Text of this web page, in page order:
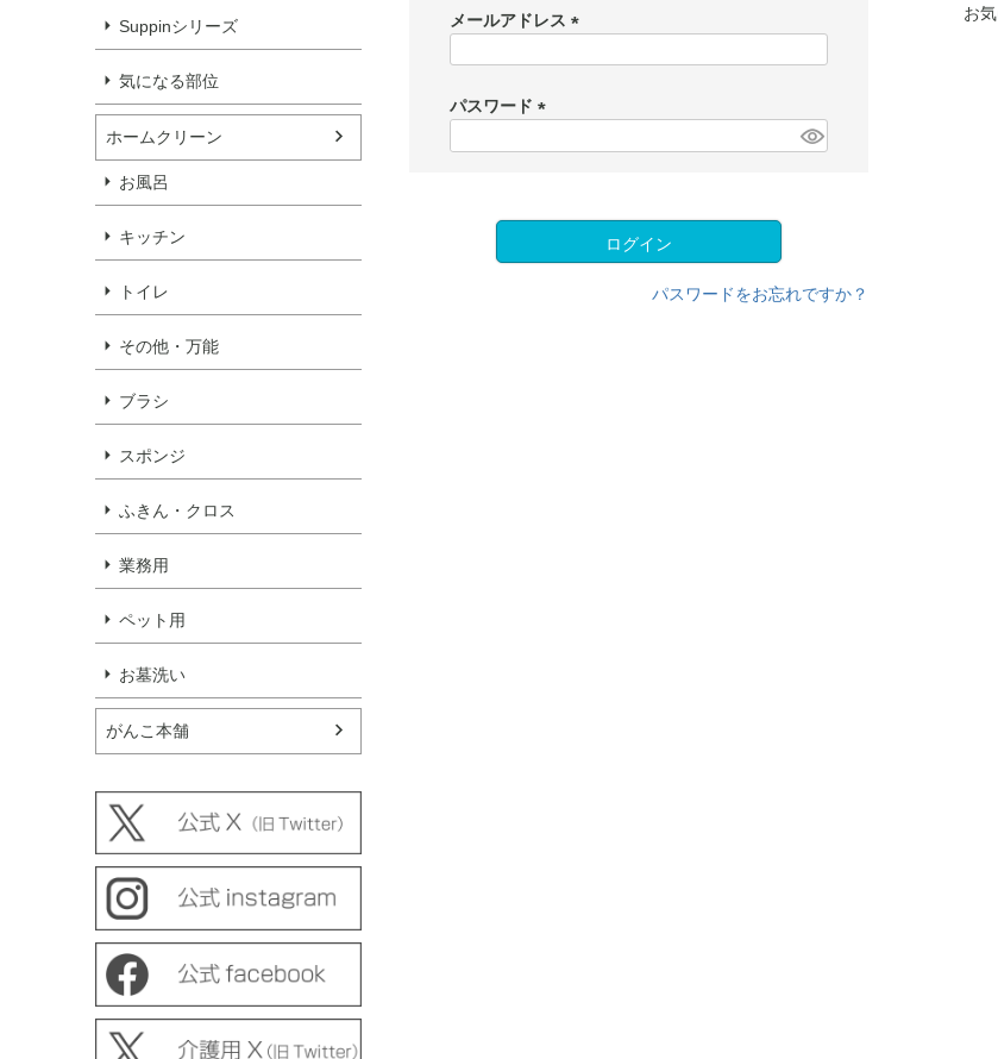
Suppinシリーズ
気になる部位
ホームクリーン
お風呂
キッチン
トイレ
その他・万能
ブラシ
スポンジ
ふきん・クロス
業務用
ペット用
お墓洗い
がんこ本舗
メールアドレス
)
パスワード
ログイン
パスワードをお忘れですか？
お